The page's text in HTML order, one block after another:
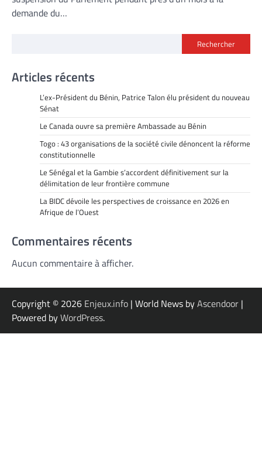
demande du…
Rechercher
Articles récents
L’ex-Président du Bénin, Patrice Talon élu président du nouveau
Sénat
Le Canada ouvre sa première Ambassade au Bénin
Togo : 43 organisations de la société civile dénoncent la réforme
constitutionnelle
Le Sénégal et la Gambie s’accordent définitivement sur la
délimitation de leur frontière commune
La BIDC dévoile les perspectives de croissance en 2026 en
Afrique de l’Ouest
Commentaires récents
Aucun commentaire à afficher.
Copyright © 2026 Enjeux.info | World News byAscendoor |
Powered byWordPress.